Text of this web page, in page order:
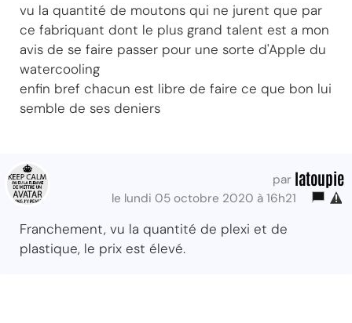
vu la quantité de moutons qui ne jurent que par
ce fabriquant dont le plus grand talent est a mon
avis de se faire passer pour une sorte d'Apple du
watercooling
enfin bref chacun est libre de faire ce que bon lui
semble de ses deniers
par latoupie
le lundi 05 octobre 2020 à 16h21
Franchement, vu la quantité de plexi et de
plastique, le prix est élevé.